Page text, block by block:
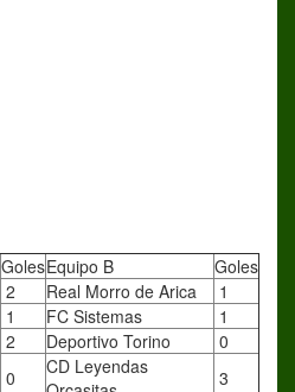
GolesEquipo B
Goles
2 Real Morro de Arica
1
1 FC Sistemas
1
2 Deportivo Torino
0
0
CD Leyendas
3